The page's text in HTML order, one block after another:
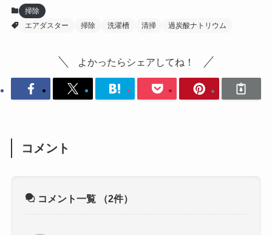
掃除
エアダスター
掃除 洗濯槽 清掃 過炭酸ナトリウム
よかったらシェアしてね！
コメント
コメント一覧 （2件）